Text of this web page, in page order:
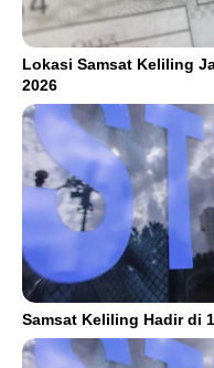
Lokasi Samsat Keliling
2026
Samsat Keliling Hadir di